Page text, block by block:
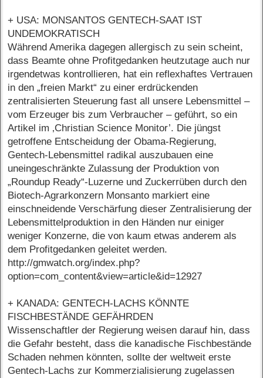
+ USA: MONSANTOS GENTECH-SAAT IST
UNDEMOKRATISCH
Während Amerika dagegen allergisch zu sein scheint,
dass Beamte ohne Profitgedanken heutzutage auch nur
irgendetwas kontrollieren, hat ein reflexhaftes Vertrauen
in den „freien Markt“ zu einer erdrückenden
zentralisierten Steuerung fast all unsere Lebensmittel –
vom Erzeuger bis zum Verbraucher – geführt, so ein
Artikel im ‚Christian Science Monitor’. Die jüngst
getroffene Entscheidung der Obama-Regierung,
Gentech-Lebensmittel radikal auszubauen eine
uneingeschränkte Zulassung der Produktion von
„Roundup Ready“-Luzerne und Zuckerrüben durch den
Biotech-Agrarkonzern Monsanto markiert eine
einschneidende Verschärfung dieser Zentralisierung der
Lebensmittelproduktion in den Händen nur einiger
weniger Konzerne, die von kaum etwas anderem als
dem Profitgedanken geleitet werden.
http://gmwatch.org/index.php?
option=com_content&view=article&id=12927
+ KANADA: GENTECH-LACHS KÖNNTE
FISCHBESTÄNDE GEFÄHRDEN
Wissenschaftler der Regierung weisen darauf hin, dass
die Gefahr besteht, dass die kanadische Fischbestände
Schaden nehmen könnten, sollte der weltweit erste
Gentech-Lachs zur Kommerzialisierung zugelassen